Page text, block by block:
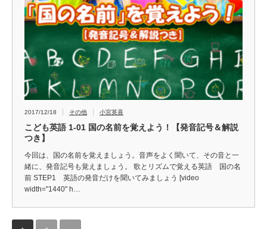
2017/12/18 その他 小宮英喜
こども英語 1-01 国の名前を覚えよう！【発音記号＆解説
つき】
今回は、国の名前を覚えましょう。音声をよく聞いて、その音と一
緒に、発音記号も覚えましょう。 歌とリズムで覚える英語 国の名
前 STEP1 英語の発音だけを聞いてみましょう [video
width="1440" h…